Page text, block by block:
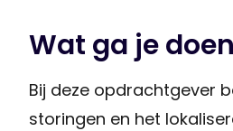
Wat ga je
Bij deze opdrachtgever
storingen en het